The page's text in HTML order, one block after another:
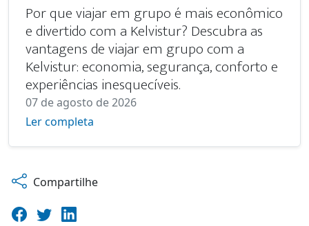
Por que viajar em grupo é mais econômico
e divertido com a Kelvistur? Descubra as
vantagens de viajar em grupo com a
Kelvistur: economia, segurança, conforto e
experiências inesquecíveis.
07 de agosto de 2026
Ler completa
Compartilhe